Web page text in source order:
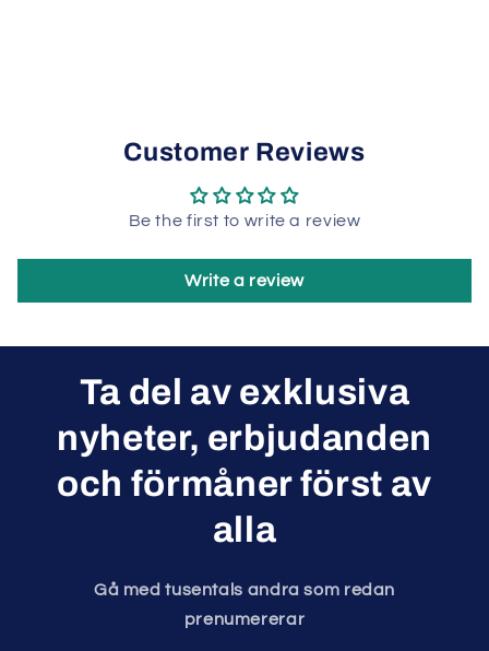
Customer Reviews
Be the first to write a review
Write a review
Ta del av exklusiva
nyheter, erbjudanden
och förmåner först av
alla
Gå med tusentals andra som redan
prenumererar